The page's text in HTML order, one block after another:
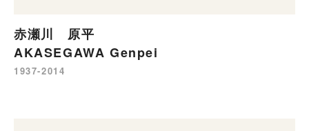
赤瀬川 原平
AKASEGAWA Genpei
1937-2014